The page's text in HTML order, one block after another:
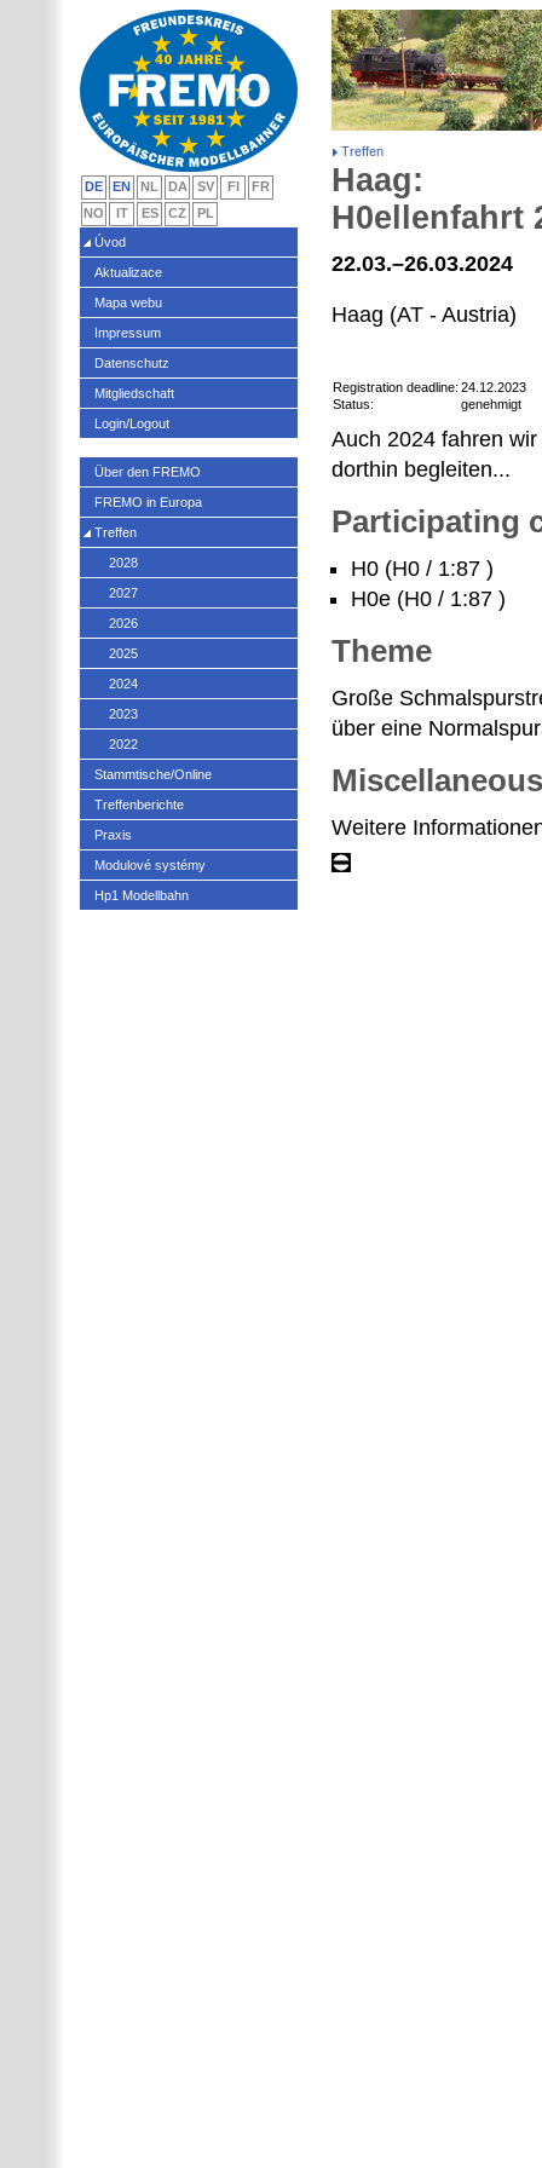
Treffen
Haag:
H0ellenfahrt
22.03.–26.03.2024
Haag (AT - Austria)
Registration deadline: 24.12.2023
Status:
genehmigt
Auch 2024 fahren
dorthin begleiten...
Participating
H0 (H0 / 1:87 )
H0e (H0 / 1:87 )
Theme
Große
über eine
Miscellaneous
Weitere
DE EN NL DA SV FI
FR
NO
IT ES CZ
PL
Úvod
Aktualizace
Mapa webu
Impressum
Datenschutz
Mitgliedschaft
Login/Logout
Über den FREMO
FREMO in Europa
Treffen
2028
2027
2026
2025
2024
2023
2022
Stammtische/Online
Treffenberichte
Praxis
Modulové systémy
Hp1 Modellbahn